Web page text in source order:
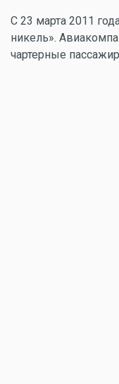
С 23 марта 2011
никель».
чартерные